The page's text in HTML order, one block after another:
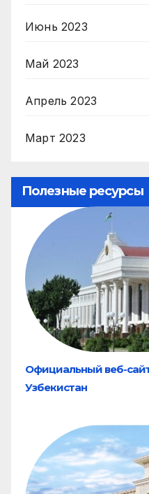
Июнь 2023
Май 2023
Апрель 2023
Март 2023
Полезные ресурсы
Официальный веб-
Узбекистан